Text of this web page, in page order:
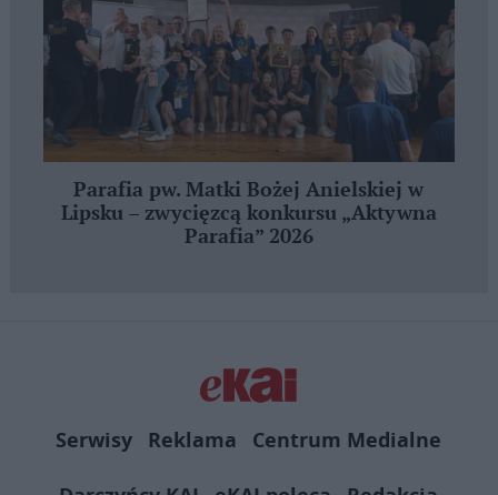
Parafia pw. Matki Bożej Anielskiej w
Lipsku – zwycięzcą konkursu „Aktywna
Parafia” 2026
Serwisy Reklama
Centrum Medialne